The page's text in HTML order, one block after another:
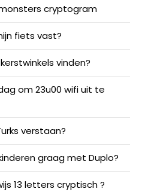
cryptogram
fiets vast?
vinden?
om 23u00 wifi uit te
verstaan?
graag met Duplo?
13 letters cryptisch ?